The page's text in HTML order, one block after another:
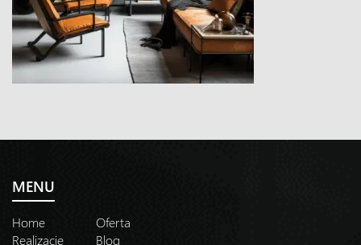
MENU
Home
Oferta
Realizacje
Blog